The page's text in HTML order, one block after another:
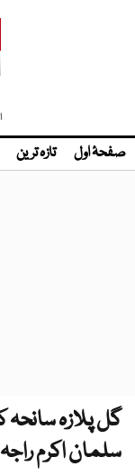
صفحۂ اول تازہ ترین
گل پلازہ
سلمان اکرم راجہ